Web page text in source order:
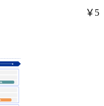
￥5